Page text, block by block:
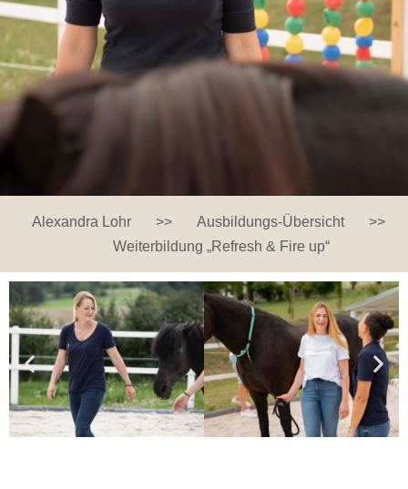
Alexandra Lohr >> Ausbildungs-Übersicht
>>
Weiterbildung „Refresh & Fire up“